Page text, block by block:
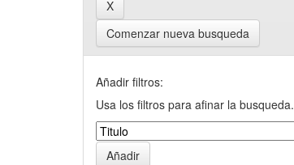
Comenzar nueva busqueda
Añadir filtros:
Usa los filtros para afinar la busqueda.